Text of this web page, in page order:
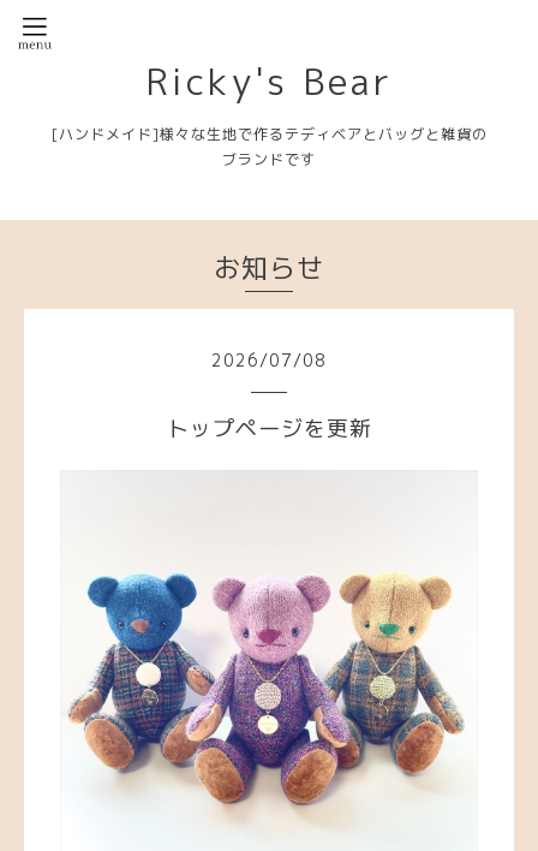
Ricky's Bear
[ハンドメイド]様々な生地で作るテディベアとバッグと雑貨の
ブランドです
お知らせ
2026/07/08
トップページを更新